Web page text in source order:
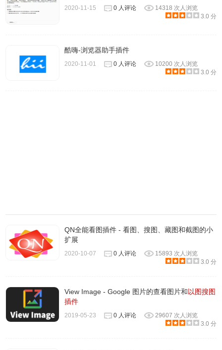
1.1.3
展时不会出现警告消息。
-在选项页面中添加了“最新”和“最旧”的排序顺序。有关更多信
息，请参见https://tineye.com/faq#crawl_date_sort。
联系方式
在此处关注我们的图片更新：https：//tineye.com/releases
对于最新更新，您还可以：
2020-11-15 0 人评论
14318 次人浏览
3.0 分
酷嗨-浏览器助手插件
2020-11-01 0 人评论
10200 次人浏览
3.0 分
QN全能看图插件 - 看图、搜图、藏图和截图的小
扩展
2020-10-07 0 人评论
15893 次人浏览
3.0 分
View Image - Google 图片的查看图片和以图搜图
插件
2019-05-23 0 人评论
29607 次人浏览
3.0 分